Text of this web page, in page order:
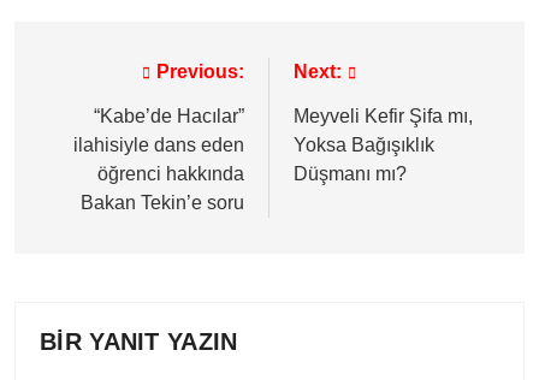
gezinmesi
Previous:
“Kabe’de Hacılar”
ilahisiyle dans eden
öğrenci hakkında
Bakan Tekin’e soru
Next:
Meyveli Kefir Şifa mı,
Yoksa Bağışıklık
Düşmanı mı?
BIR YANIT YAZIN